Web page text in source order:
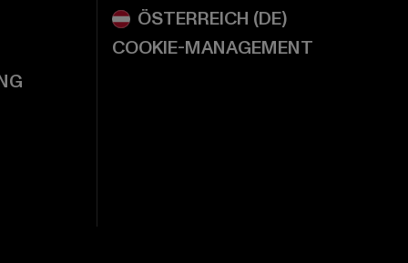
COOKIE-MANAGEMENT